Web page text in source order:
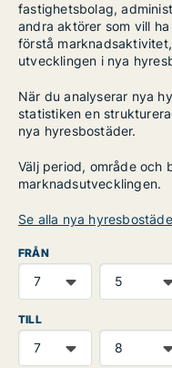
fastighetsbolag,
andra aktörer som vill
förstå
utvecklingen i nya
När du analyserar nya
statistiken en
nya hyresbostäder.
Välj period, område och
marknadsutvecklingen.
Se alla nya
FRÅN
TILL